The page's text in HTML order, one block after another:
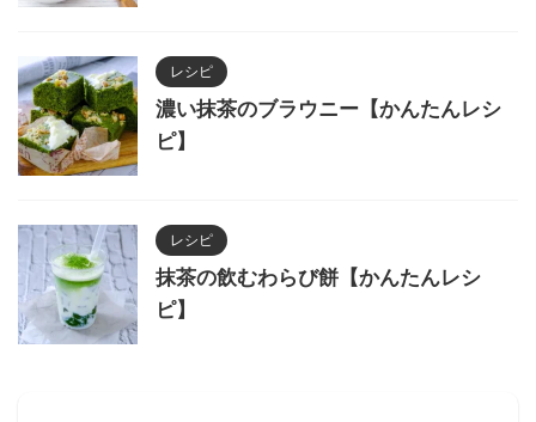
レシピ
濃い抹茶のブラウニー【かんたんレシ
ピ】
レシピ
抹茶の飲むわらび餅【かんたんレシ
ピ】